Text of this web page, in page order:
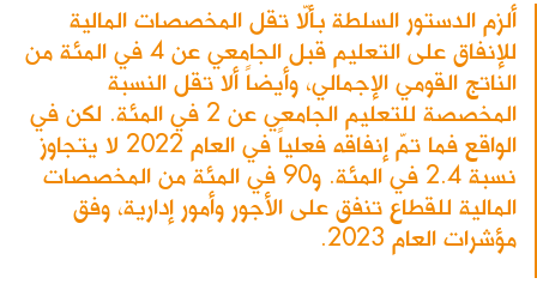
ألزم الدستور السلطة بألّا تقل المخصصات المالية
للإنفاق على التعليم قبل الجامعي عن 4 في المئة من
الناتج القومي الإجمالي، وأيضاً ألا تقل النسبة
المخصصة للتعليم الجامعي عن 2 في المئة. لكن في
الواقع فما تمّ إنفاقه فعلياً في العام 2022 لا يتجاوز
نسبة 2.4 في المئة. و90 في المئة من المخصصات
المالية للقطاع تنفق على الأجور وأمور إدارية، وفق
مؤشرات العام 2023.